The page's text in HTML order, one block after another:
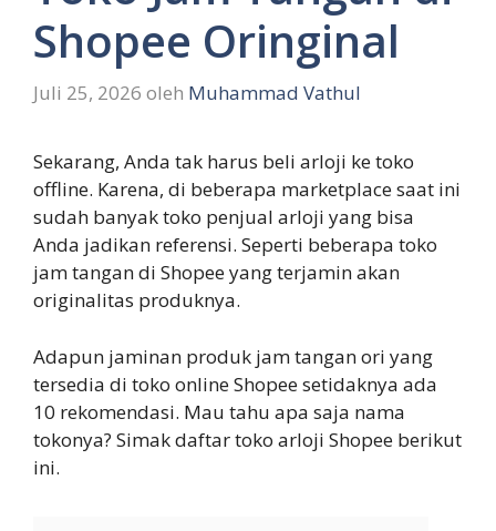
Shopee Oringinal
Juli 25, 2026 oleh Muhammad Vathul
Sekarang, Anda tak harus beli arloji ke toko
offline. Karena, di beberapa marketplace saat ini
sudah banyak toko penjual arloji yang bisa
Anda jadikan referensi. Seperti beberapa toko
jam tangan di Shopee yang terjamin akan
originalitas produknya.
Adapun jaminan produk jam tangan ori yang
tersedia di toko online Shopee setidaknya ada
10 rekomendasi. Mau tahu apa saja nama
tokonya? Simak daftar toko arloji Shopee berikut
ini.